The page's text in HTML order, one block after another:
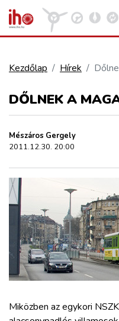
VASÚT
ELLÁTÁSI LÁNC
ZÖLDÚT
HAJÓZÁS
Kezdőlap Hírek
DŐLNEK A
Mészáros Gergely
2011.12.30. 20:00
Miközben az egykori